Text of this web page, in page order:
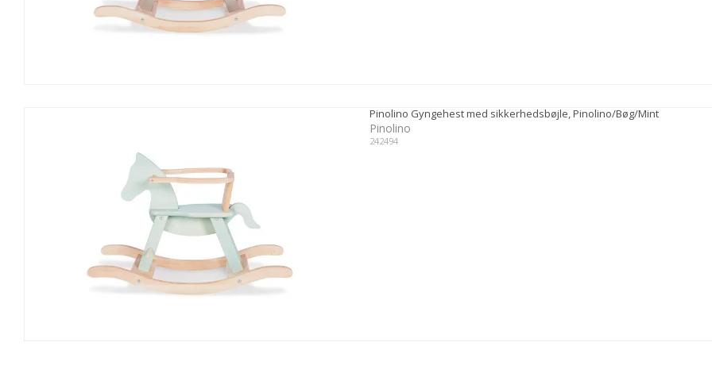
Pinolino Gyngehest med sikkerhedsbøjle, Pinolino/Bøg/Mint
Pinolino
242494